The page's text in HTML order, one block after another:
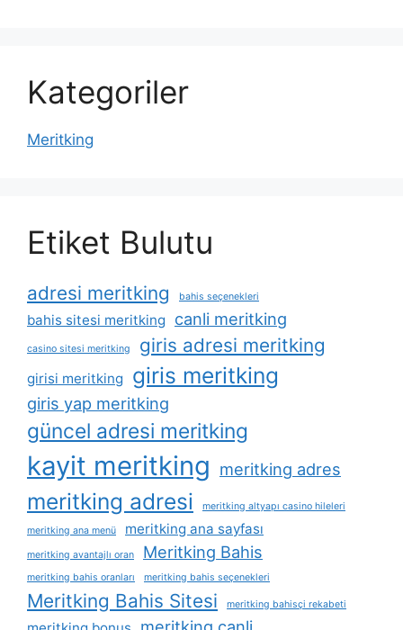
Kategoriler
Meritking
Etiket Bulutu
adresi meritking bahis seçenekleri
bahis sitesi meritking canli meritking
casino sitesi meritking giris adresi meritking
girisi meritking giris meritking
giris yap meritking
güncel adresi meritking
kayit meritking meritking adres
meritking adresi meritking altyapı casino hileleri
meritking ana menü meritking ana sayfası
meritking avantajlı oran Meritking Bahis
meritking bahis oranları meritking bahis seçenekleri
Meritking Bahis Sitesi meritking bahisçi rekabeti